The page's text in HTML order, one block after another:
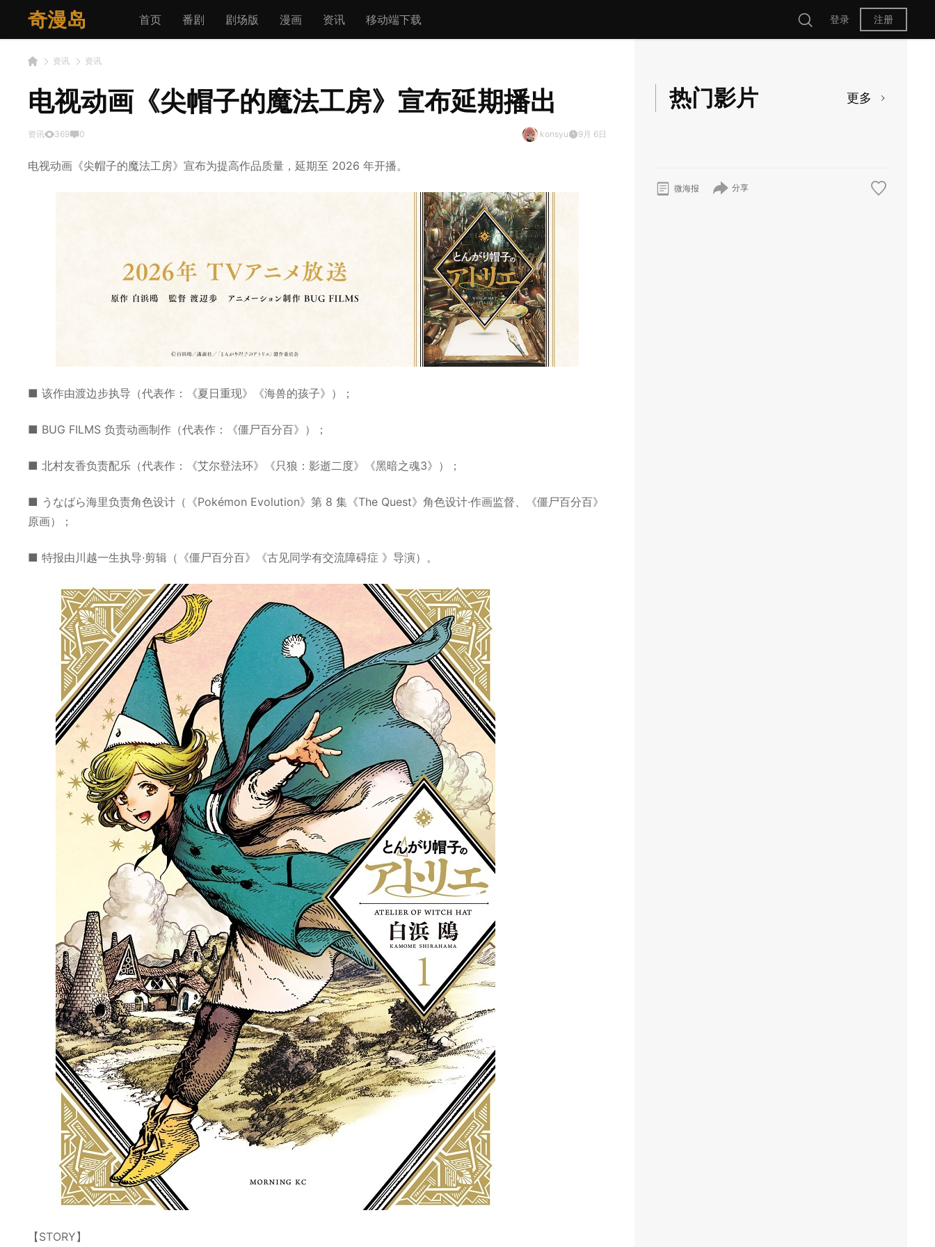
奇漫岛 首页 番剧 剧场版 漫画 资讯 移动端下载 登录 注册
资讯 资讯
电视动画《尖帽子的魔法工房》宣布延期播出
资讯 369 0 konsyu 9月 6日
电视动画《尖帽子的魔法工房》宣布为提高作品质量，延期至 2026 年开播。
■ 该作由渡边步执导（代表作：《夏日重现》《海兽的孩子》）；
■ BUG FILMS 负责动画制作（代表作：《僵尸百分百》）；
■ 北村友香负责配乐（代表作：《艾尔登法环》《只狼：影逝二度》《黑暗之魂3》）；
■ うなばら海里负责角色设计（《Pokémon Evolution》第 8 集《The Quest》角色设计·作画监督、《僵尸百分百》
原画）；
■ 特报由川越一生执导·剪辑（《僵尸百分百》《古见同学有交流障碍症 》导演）。
【STORY】
热门影片 更多
微海报 分享